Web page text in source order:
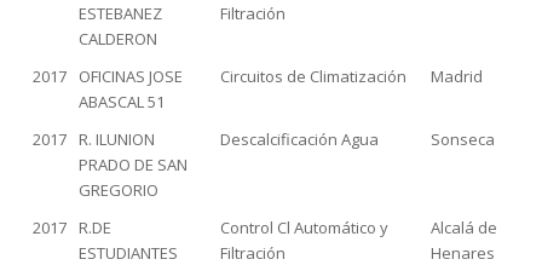
ESTEBANEZ
CALDERON
Filtración
2017
OFICINAS JOSE
ABASCAL 51
Circuitos de Climatización Madrid
2017
R. ILUNION
PRADO DE SAN
GREGORIO
Descalcificación Agua Sonseca
2017
R.DE
ESTUDIANTES
Control Cl Automático y
Filtración
Alcalá de
Henares